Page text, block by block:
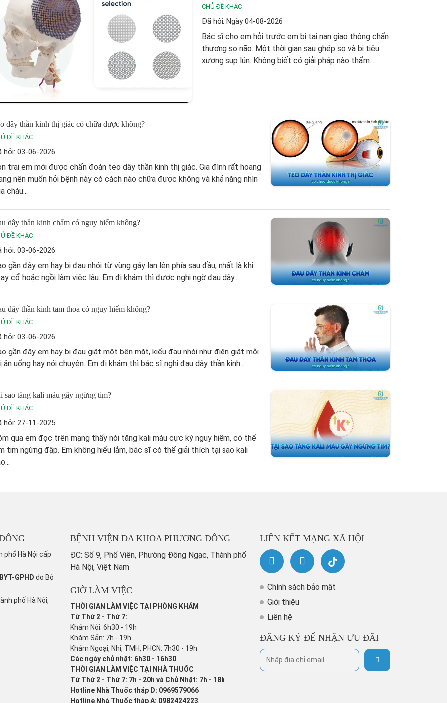
CHỦ ĐỀ KHÁC
Đã hỏi: Ngày 04-08-2026
Bác sĩ cho em hỏi trước em bị tai nạn giao thông chấn
thương sọ não. Một thời gian sau ghép sọ và bị tiêu
xương sụp lún. Không biết có giải pháp nào thẩm...
dây thần kinh thị giác có chữa được không?
ĐỀ KHÁC
hỏi: 03-06-2026
trai em mới được chẩn đoán teo dây thần kinh thị giác. Gia đình rất hoang
nên muốn hỏi bệnh này có cách nào chữa được không và khả năng nhìn
cháu...
dây thần kinh chẩm có nguy hiểm không?
ĐỀ KHÁC
hỏi: 03-06-2026
gần đây em hay bị đau nhói từ vùng gáy lan lên phía sau đầu, nhất là khi
cổ hoặc ngồi làm việc lâu. Em đi khám thì được nghi ngờ đau dây...
dây thần kinh tam thoa có nguy hiểm không​?
ĐỀ KHÁC
hỏi: 03-06-2026
gần đây em hay bị đau giật một bên mặt, kiểu đau nhói như điện giật mỗi
ăn uống hay nói chuyện. Em đi khám thì bác sĩ nghi đau dây thần kinh...
sao tăng kali máu gây ngừng tim?
ĐỀ KHÁC
hỏi: 27-11-2025
qua em đọc trên mạng thấy nói tăng kali máu cực kỳ nguy hiểm, có thể
tim ngừng đập. Em không hiểu lắm, bác sĩ có thể giải thích tại sao kali
Hà Nội cấp
GPHD do Bộ
phố Hà Nội,
BỆNH VIỆN ĐA KHOA PHƯƠNG ĐÔNG
ĐC: Số 9, Phố Viên, Phường Đông Ngạc, Thành phố
Hà Nội, Việt Nam
GIỜ LÀM VIỆC
THỜI GIAN LÀM VIỆC TẠI PHÒNG KHÁM
Từ Thứ 2 - Thứ 7:
Khám Nội: 6h30 - 19h
Khám Sản: 7h - 19h
Khám Ngoại, Nhi, TMH, PHCN: 7h30 - 19h
Các ngày chủ nhật: 6h30 - 16h30
THỜI GIAN LÀM VIỆC TẠI NHÀ THUỐC
Từ Thứ 2 - Thứ 7: 7h - 20h và Chủ Nhật: 7h - 18h
Hotline Nhà Thuốc tháp D: 0969579066
Hotline Nhà Thuốc tháp A: 0982424223
LIÊN KẾT MẠNG XÃ HỘI
Chính sách bảo mật
Giới thiệu
Liên hệ
ĐĂNG KÝ ĐỂ NHẬN ƯU ĐÃI